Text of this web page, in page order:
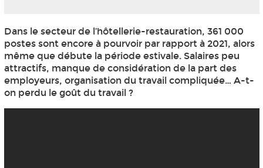
Dans le secteur de l’hôtellerie-restauration, 361 000
postes sont encore à pourvoir par rapport à 2021, alors
même que débute la période estivale. Salaires peu
attractifs, manque de considération de la part des
employeurs, organisation du travail compliquée… A-t-
on perdu le goût du travail ?